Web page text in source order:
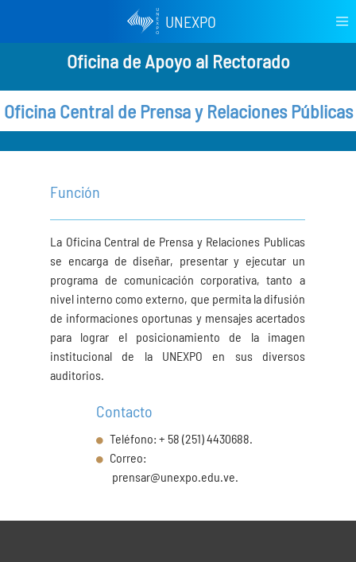
UNEXPO
Oficina de Apoyo al Rectorado
Oficina Central de Prensa y Relaciones Públicas
Función
La Oficina Central de Prensa y Relaciones Publicas
se encarga de diseñar, presentar y ejecutar un
programa de comunicación corporativa, tanto a
nivel interno como externo, que permita la difusión
de informaciones oportunas y mensajes acertados
para lograr el posicionamiento de la imagen
institucional de la UNEXPO en sus diversos
auditorios.
Contacto
Teléfono: + 58 (251) 4430688.
Correo:
prensar@unexpo.edu.ve.